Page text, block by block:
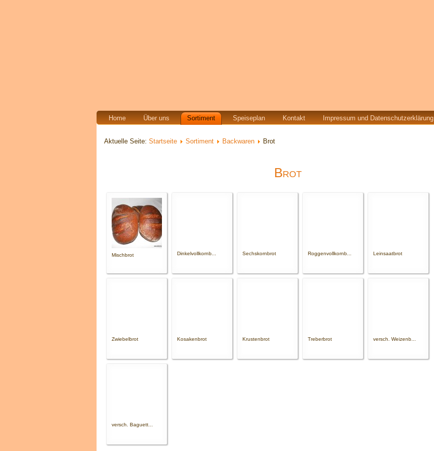
Home Über uns Sortiment Speiseplan Kontakt Impressum und Datenschutzerklärung
Aktuelle Seite: Startseite Sortiment Backwaren Brot
Brot
Mischbrot Dinkelvollkornb... Sechskornbrot Roggenvollkornb... Leinsaatbrot
Zwiebelbrot Kosakenbrot Krustenbrot Treberbrot versch. Weizenb...
versch. Baguett...